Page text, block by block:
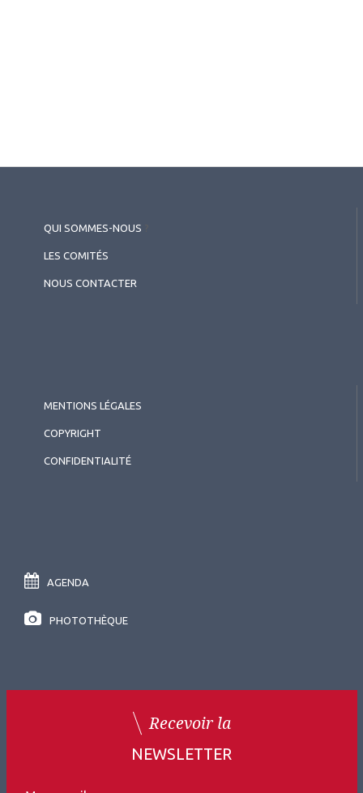
QUI SOMMES-NOUS
LES COMITÉS
NOUS CONTACTER
MENTIONS LÉGALES
COPYRIGHT
CONFIDENTIALITÉ
AGENDA
PHOTOTHÈQUE
Recevoir la
NEWSLETTER